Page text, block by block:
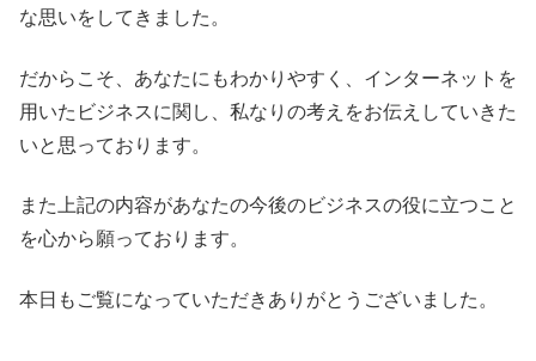
な思いをしてきました。
だからこそ、あなたにもわかりやすく、インターネットを
用いたビジネスに関し、私なりの考えをお伝えしていきた
いと思っております。
また上記の内容があなたの今後のビジネスの役に立つこと
を心から願っております。
本日もご覧になっていただきありがとうございました。